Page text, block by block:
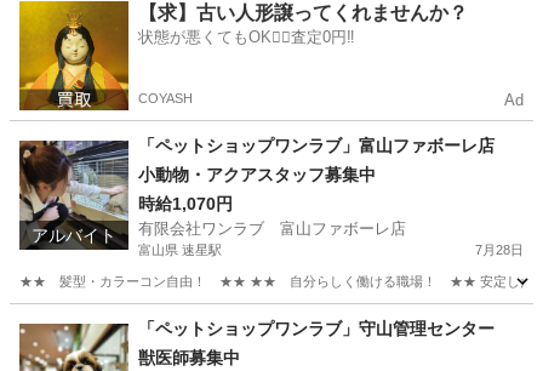
丸岡駅 その他 動物
【求】古い人形譲ってくれませんか？
状態が悪くてもOK🙆‍♀️査定0円‼️
COYASH Ad
アルバイト
「ペットショップワンラブ」富山ファボーレ店
小動物・アクアスタッフ募集中
時給1,070円
有限会社ワンラブ 富山ファボーレ店
富山県 速星駅 7月28日
★★ 髪型・カラーコン自由！ ★★ ★★ 自分らしく働ける職場！ ★★ 安定した会社で
速星駅 動物
「ペットショップワンラブ」守山管理センター
獣医師募集中